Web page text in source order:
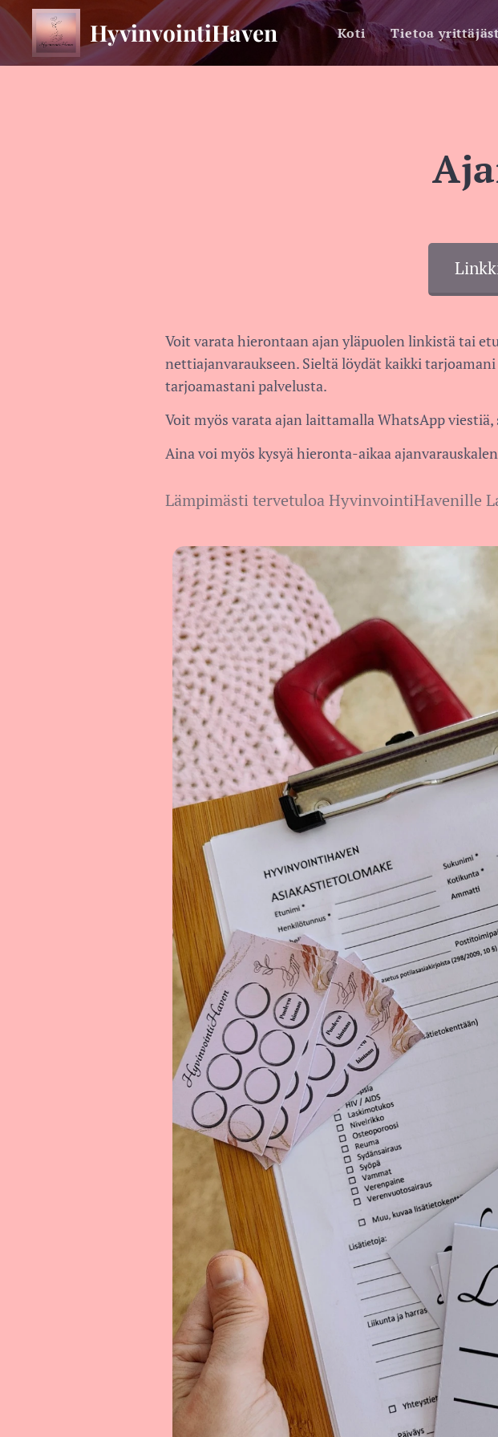
HyvinvointiHaven Koti Tietoa
Voit varata hierontaan ajan yläpuolen linkistä tai
nettiajanvaraukseen. Sieltä löydät kaikki
tarjoamastani palvelusta.
Voit myös varata ajan laittamalla WhatsApp
Aina voi myös kysyä hieronta-aikaa
Lämpimästi tervetuloa HyvinvointiHavenille